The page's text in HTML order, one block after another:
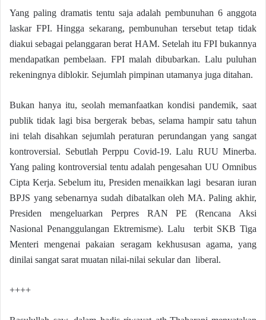
Yang paling dramatis tentu saja adalah pembunuhan 6 anggota
laskar FPI. Hingga sekarang, pembunuhan tersebut tetap tidak
diakui sebagai pelanggaran berat HAM. Setelah itu FPI bukannya
mendapatkan pembelaan. FPI malah dibubarkan. Lalu puluhan
rekeningnya diblokir. Sejumlah pimpinan utamanya juga ditahan.
Bukan hanya itu, seolah memanfaatkan kondisi pandemik, saat
publik tidak lagi bisa bergerak bebas, selama hampir satu tahun
ini telah disahkan sejumlah peraturan perundangan yang sangat
kontroversial. Sebutlah Perppu Covid-19. Lalu RUU Minerba.
Yang paling kontroversial tentu adalah pengesahan UU Omnibus
Cipta Kerja. Sebelum itu, Presiden menaikkan lagi besaran iuran
BPJS yang sebenarnya sudah dibatalkan oleh MA. Paling akhir,
Presiden mengeluarkan Perpres RAN PE (Rencana Aksi
Nasional Penanggulangan Ektremisme). Lalu terbit SKB Tiga
Menteri mengenai pakaian seragam kekhususan agama, yang
dinilai sangat sarat muatan nilai-nilai sekular dan liberal.
++++